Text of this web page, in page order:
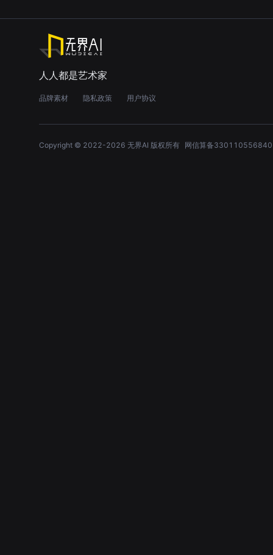
人人都是艺术家
品牌素材 隐私政策 用户协议
Copyright © 2022-2026 无界AI 版权所有 网信算备